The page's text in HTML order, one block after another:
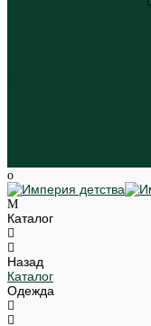
Каталог
Назад
Каталог
Одежда